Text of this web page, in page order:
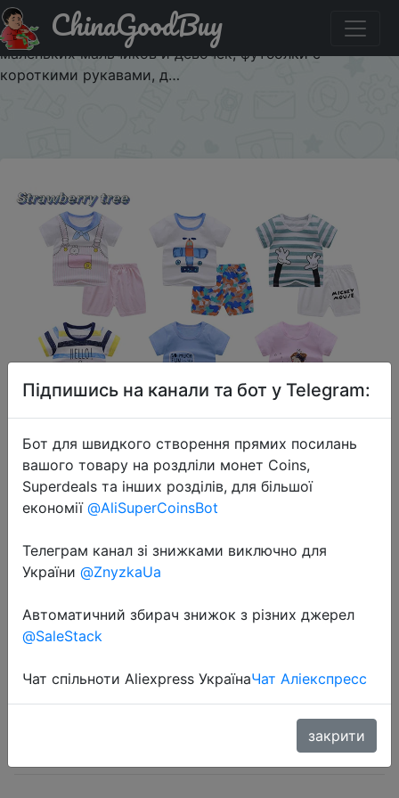
Придбати по знижці Летний хлопковый детский
спортивный костюм с героями мультфильмов для
маленьких мальчиков и девочек, футболки с
короткими рукавами, д…
ChinaGoodBuy
2022-08-20
Летний хлопковый детский
мультфильмов для маленьких
мальчиков и девочек, футболки с
короткими рукавами, д…
Підпишись на канали та бот у Telegram:
Бот для швидкого створення прямих посилань
вашого товару на роздліли монет Coins,
Superdeals та інших розділів, для більшої
економії @AliSuperCoinsBot
Телеграм канал зі знижками виключно для
України @ZnyzkaUa
Автоматичний збирач знижок з різних джерел
@SaleStack
Чат спільноти Aliexpress УкраїнаЧат Аліекспресс
закрити